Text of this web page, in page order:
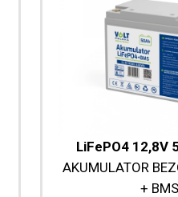
LiFePO4 12,8V
AKUMULATOR
+ BMS